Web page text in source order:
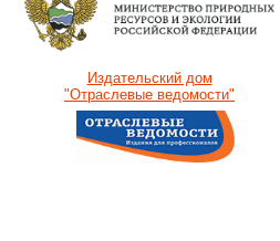
Издательский дом
"Отраслевые ведомости"